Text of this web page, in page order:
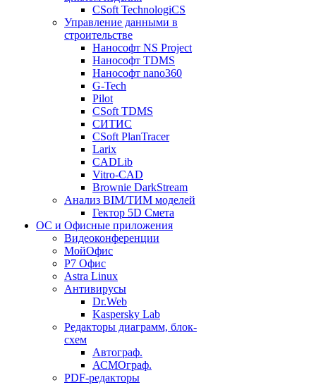
CSoft TechnologiCS
Управление данными в
строительстве
Нанософт NS Project
Нанософт TDMS
Нанософт nano360
G-Tech
Pilot
CSoft TDMS
СИТИС
CSoft PlanTracer
Larix
CADLib
Vitro-CAD
Brownie DarkStream
Анализ BIM/ТИМ моделей
Гектор 5D Смета
ОС и Офисные приложения
Видеоконференции
МойОфис
P7 Офис
Astra Linux
Антивирусы
Dr.Web
Kaspersky Lab
Редакторы диаграмм, блок-
схем
Автограф.
АСМОграф.
PDF-редакторы